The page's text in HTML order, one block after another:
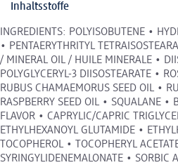
Inhaltsstoffe
INGREDIENTS: POLYISOBUTENE •
• PENTAERYTHRITYL
/ MINERAL OIL / HUILE MINERALE •
POLYGLYCERYL-3 DIISOSTEARATE •
RUBUS CHAMAEMORUS SEED OIL •
RASPBERRY SEED OIL • SQUALANE •
FLAVOR • CAPRYLIC/CAPRIC
ETHYLHEXANOYL GLUTAMIDE •
TOCOPHEROL • TOCOPHERYL
SYRINGYLIDENEMALONATE • SORBIC